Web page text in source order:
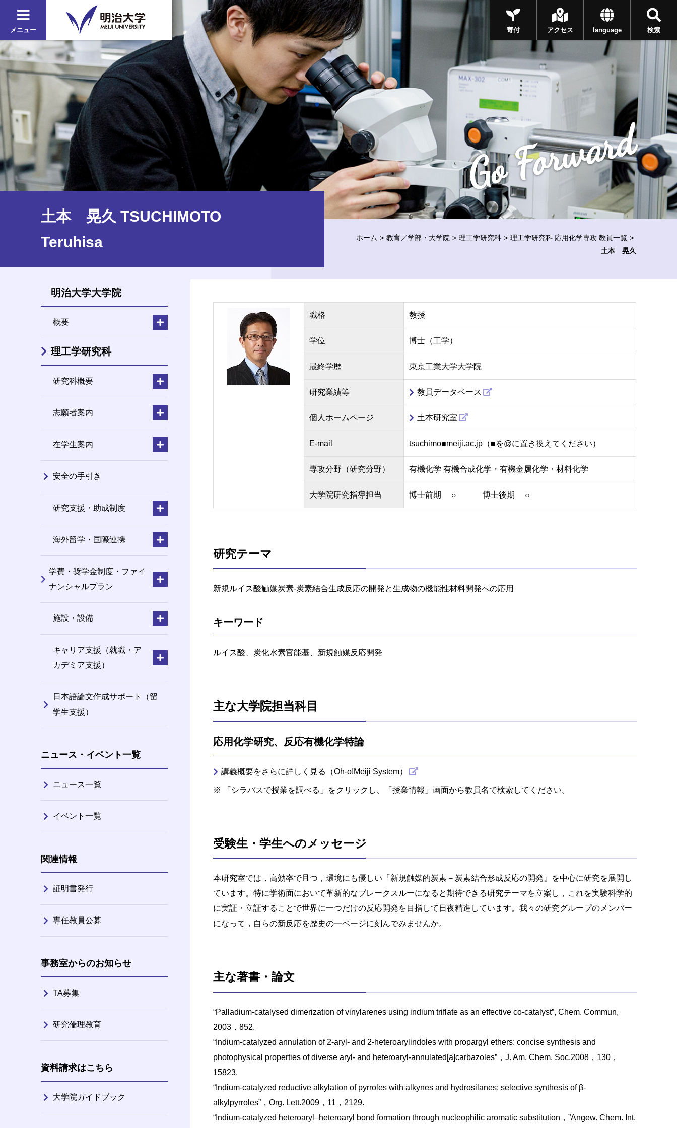
メニュー 検索
language
アクセス
寄付
Go Forward
土本 晃久 TSUCHIMOTO
Teruhisa
ホーム 教育／学部・大学院 理工学研究科
理工学研究科 応用化学専攻 教員一覧
土本 晃久
職格 教授
学位 博士（工学）
最終学歴 東京工業大学大学院
研究業績等 教員データベース
個人ホームページ 土本研究室
E-mail tsuchimo■meiji.ac.jp（■を@に置き換えてください）
専攻分野（研究分野） 有機化学 有機合成化学・有機金属化学・材料化学
大学院研究指導担当 博士前期 ○ 博士後期 ○
研究テーマ
新規ルイス酸触媒炭素‐炭素結合生成反応の開発と生成物の機能性材料開発への応用
キーワード
ルイス酸、炭化水素官能基、新規触媒反応開発
主な大学院担当科目
応用化学研究、反応有機化学特論
講義概要をさらに詳しく見る（Oh-o!Meiji System）
「シラバスで授業を調べる」をクリックし、「授業情報」画面から教員名で検索してください。
受験生・学生へのメッセージ
本研究室では，高効率で且つ，環境にも優しい『新規触媒的炭素－炭素結合形成反応の開発』を中心に研究を展開し
ています。特に学術面において革新的なブレークスルーになると期待できる研究テーマを立案し，これを実験科学的
に実証・立証することで世界に一つだけの反応開発を目指して日夜精進しています。我々の研究グループのメンバー
になって，自らの新反応を歴史の一ページに刻んでみませんか。
主な著書・論文
“Palladium-catalysed dimerization of vinylarenes using indium triflate as an effective co-catalyst”, Chem. Commun,
2003，852.
“Indium-catalyzed annulation of 2-aryl- and 2-heteroarylindoles with propargyl ethers: concise synthesis and
photophysical properties of diverse aryl- and heteroaryl-annulated[a]carbazoles”，J. Am. Chem. Soc.2008，130，
15823.
“Indium-catalyzed reductive alkylation of pyrroles with alkynes and hydrosilanes: selective synthesis of β-
alkylpyrroles”，Org. Lett.2009，11，2129.
“Indium-catalyzed heteroaryl–heteroaryl bond formation through nucleophilic aromatic substitution，”Angew. Chem. Int.
明治大学大学院
概要
理工学研究科
研究科概要
志願者案内
在学生案内
安全の手引き
研究支援・助成制度
海外留学・国際連携
学費・奨学金制度・ファイ
ナンシャルプラン
施設・設備
キャリア支援（就職・ア
カデミア支援）
日本語論文作成サポート（留
学生支援）
ニュース・イベント一覧
ニュース一覧
イベント一覧
関連情報
証明書発行
専任教員公募
事務室からのお知らせ
TA募集
研究倫理教育
資料請求はこちら
大学院ガイドブック